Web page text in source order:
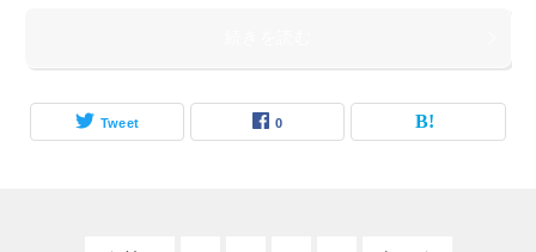
Tweet 0